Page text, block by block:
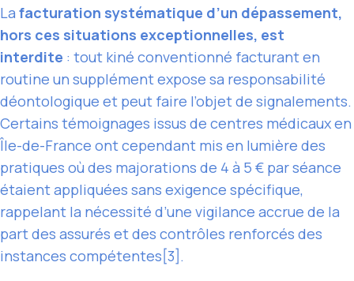
La facturation systématique d’un dépassement,
hors ces situations exceptionnelles, est
interdite : tout kiné conventionné facturant en
routine un supplément expose sa responsabilité
déontologique et peut faire l’objet de signalements.
Certains témoignages issus de centres médicaux en
Île-de-France ont cependant mis en lumière des
pratiques où des majorations de 4 à 5 € par séance
étaient appliquées sans exigence spécifique,
rappelant la nécessité d’une vigilance accrue de la
part des assurés et des contrôles renforcés des
instances compétentes[3].